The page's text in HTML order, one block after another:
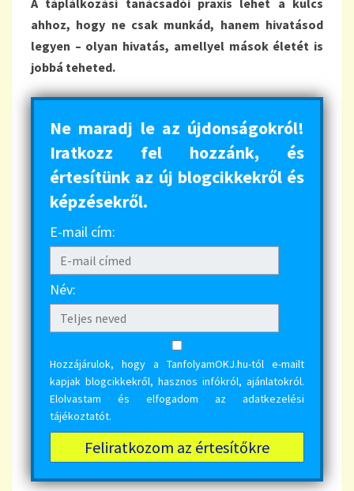
A táplálkozási tanácsadói praxis lehet a kulcs
ahhoz, hogy ne csak munkád, hanem hivatásod
legyen – olyan hivatás, amellyel mások életét is
jobbá teheted.
Ne maradj le az újdonságokról!
Iratkozz fel hozzánk, és
értesítünk az új blogcikkekről és
képzésekről.
E-mail cím:
Név:
Hozzájárulok, hogy a TanfolyamOKJ.hu-tól e-mailt
kapjak blogcikkekről, hasznos infókról, ajánlatokról.
Elolvastam és elfogadom az adatkezelési
tájékoztatót.